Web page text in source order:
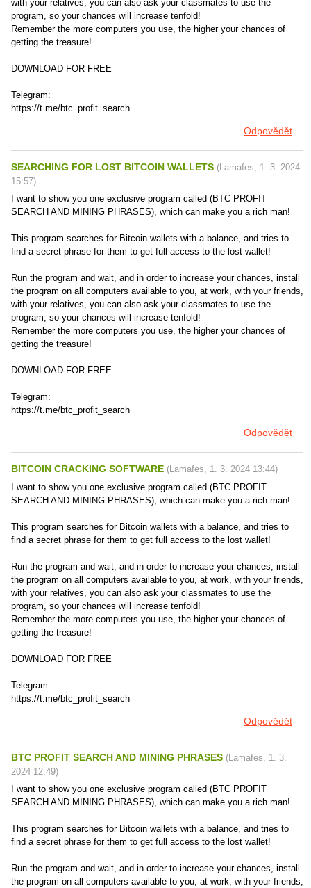
with your relatives, you can also ask your classmates to use the
program, so your chances will increase tenfold!
Remember the more computers you use, the higher your chances of
getting the treasure!
DOWNLOAD FOR FREE
Telegram:
https://t.me/btc_profit_search
Odpovědět
SEARCHING FOR LOST BITCOIN WALLETS (Lamafes
1. 3. 2024
15:57)
I want to show you one exclusive program called (BTC PROFIT
SEARCH AND MINING PHRASES), which can make you a rich man!
This program searches for Bitcoin wallets with a balance, and tries to
find a secret phrase for them to get full access to the lost wallet!
Run the program and wait, and in order to increase your chances, install
the program on all computers available to you, at work, with your friends,
with your relatives, you can also ask your classmates to use the
program, so your chances will increase tenfold!
Remember the more computers you use, the higher your chances of
getting the treasure!
DOWNLOAD FOR FREE
Telegram:
https://t.me/btc_profit_search
Odpovědět
BITCOIN CRACKING SOFTWARE (Lamafes 1. 3. 2024 13:44)
I want to show you one exclusive program called (BTC PROFIT
SEARCH AND MINING PHRASES), which can make you a rich man!
This program searches for Bitcoin wallets with a balance, and tries to
find a secret phrase for them to get full access to the lost wallet!
Run the program and wait, and in order to increase your chances, install
the program on all computers available to you, at work, with your friends,
with your relatives, you can also ask your classmates to use the
program, so your chances will increase tenfold!
Remember the more computers you use, the higher your chances of
getting the treasure!
DOWNLOAD FOR FREE
Telegram:
https://t.me/btc_profit_search
Odpovědět
BTC PROFIT SEARCH AND MINING PHRASES (Lamafes
1. 3.
2024 12:49)
I want to show you one exclusive program called (BTC PROFIT
SEARCH AND MINING PHRASES), which can make you a rich man!
This program searches for Bitcoin wallets with a balance, and tries to
find a secret phrase for them to get full access to the lost wallet!
Run the program and wait, and in order to increase your chances, install
the program on all computers available to you, at work, with your friends,